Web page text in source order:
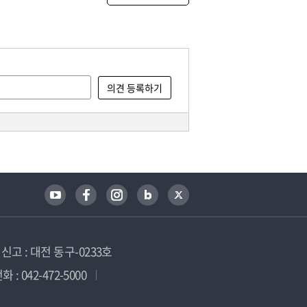
고 : 대전 동구-0233호
: 042-472-5000